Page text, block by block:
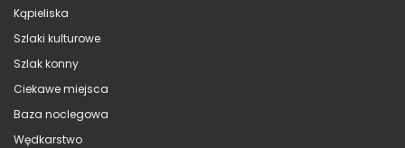
Kąpieliska
Szlaki kulturowe
Szlak konny
Ciekawe miejsca
Baza noclegowa
Wędkarstwo